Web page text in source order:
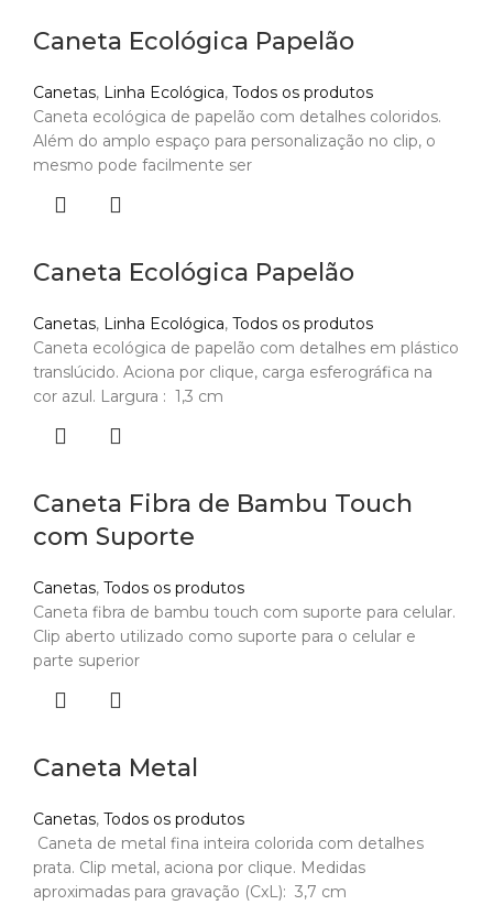
Caneta Ecológica Papelão
Canetas, Linha Ecológica, Todos os produtos
Caneta ecológica de papelão com detalhes coloridos.
Além do amplo espaço para personalização no clip, o
mesmo pode facilmente ser
Caneta Ecológica Papelão
Canetas, Linha Ecológica, Todos os produtos
Caneta ecológica de papelão com detalhes em plástico
translúcido. Aciona por clique, carga esferográfica na
cor azul. Largura : 1,3 cm
Caneta Fibra de Bambu Touch
com Suporte
Canetas, Todos os produtos
Caneta fibra de bambu touch com suporte para celular.
Clip aberto utilizado como suporte para o celular e
parte superior
Caneta Metal
Canetas, Todos os produtos
Caneta de metal fina inteira colorida com detalhes
prata. Clip metal, aciona por clique. Medidas
aproximadas para gravação (CxL): 3,7 cm